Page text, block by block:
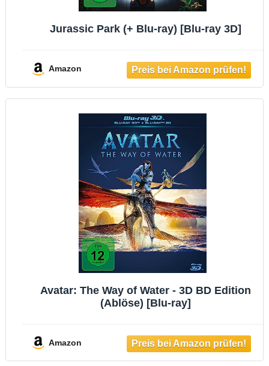
Jurassic Park (+ Blu-ray) [Blu-ray 3D]
Amazon
Avatar: The Way of Water - 3D BD Edition
(Ablöse) [Blu-ray]
Amazon